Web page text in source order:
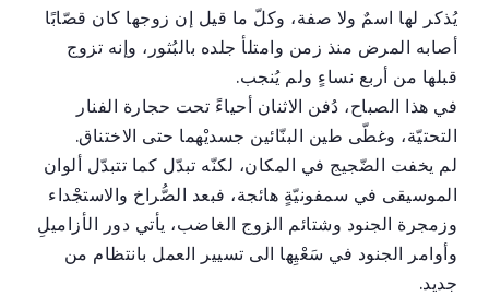
يُذكر لها اسمٌ ولا صفة، وكلّ ما قيل إن زوجها كان قصّابًا
أصابه المرض منذ زمن وامتلأ جلده بالبُثور، وإنه تزوج
قبلها من أربع نساءٍ ولم يُنجب.
في هذا الصباح، دُفن الاثنان أحياءً تحت حجارة الفنار
التحتيّة، وغطّى طين البنّائين جسديْهما حتى الاختناق.
لم يخفت الضّجيج في المكان، لكنّه تبدّل كما تتبدّل ألوان
الموسيقى في سمفونيّةٍ هائجة، فبعد الصُّراخ والاستجْداء
وزمجرة الجنود وشتائم الزوج الغاضب، يأتي دور الأزاميلِ
وأوامر الجنود في سَعْيِها الى تسيير العمل بانتظام من
جديد.